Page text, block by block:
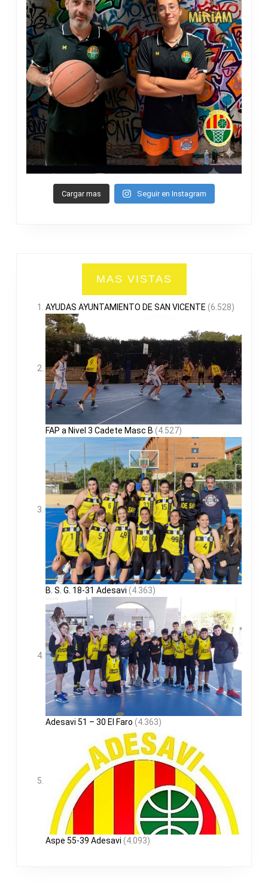
Cargar mas Seguir en Instagram
MAS VISTAS
AYUDAS AYUNTAMIENTO DE SAN VICENTE (6.528)
FAP a Nivel 3 Cadete Masc B (4.527)
B. S. G. 18-31 Adesavi (4.363)
Adesavi 51 – 30 El Faro (4.363)
Aspe 55-39 Adesavi (4.093)